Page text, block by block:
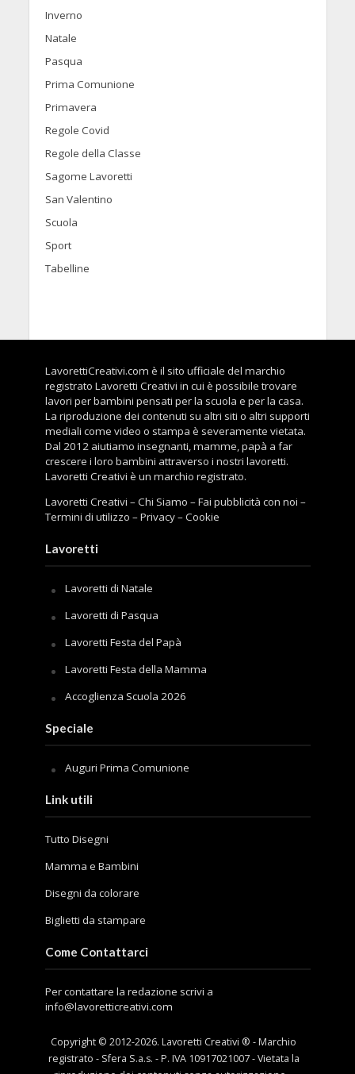
Inverno
Natale
Pasqua
Prima Comunione
Primavera
Regole Covid
Regole della Classe
Sagome Lavoretti
San Valentino
Scuola
Sport
Tabelline
LavorettiCreativi.com è il sito ufficiale del marchio
registrato Lavoretti Creativi in cui è possibile trovare
lavori per bambini pensati per la scuola e per la casa.
La riproduzione dei contenuti su altri siti o altri supporti
mediali come video o stampa è severamente vietata.
Dal 2012 aiutiamo insegnanti, mamme, papà a far
crescere i loro bambini attraverso i nostri lavoretti.
Lavoretti Creativi è un marchio registrato.
Lavoretti Creativi –Chi Siamo –Fai pubblicità con noi –
Termini di utilizzo –Privacy–Cookie
Lavoretti
Lavoretti di Natale
Lavoretti di Pasqua
Lavoretti Festa del Papà
Lavoretti Festa della Mamma
Accoglienza Scuola 2026
Speciale
Auguri Prima Comunione
Link utili
Tutto Disegni
Mamma e Bambini
Disegni da colorare
Biglietti da stampare
Come Contattarci
Per contattare la redazione scrivi a
info@lavoretticreativi.com
Copyright © 2012-2026. Lavoretti Creativi ® - Marchio
registrato - Sfera S.a.s. - P. IVA 10917021007 - Vietata la